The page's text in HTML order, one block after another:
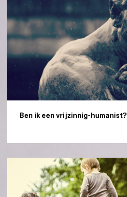
Ben ik een vrijzinnig-humanist?